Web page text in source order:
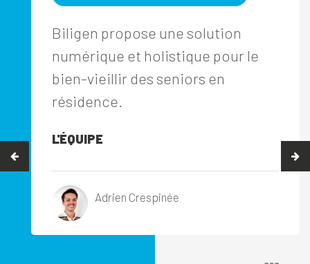
Biligen propose une solution
numérique et holistique pour le
bien-vieillir des seniors en
résidence.
L'ÉQUIPE
Adrien Crespinée